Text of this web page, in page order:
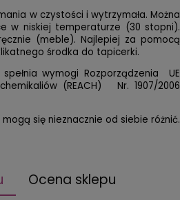
w czystości i wytrzymała. Można
w niskiej temperaturze (30 stopni).
(meble). Najlepiej za pomocą
środka do tapicerki.
wymogi Rozporządzenia UE
(REACH) Nr. 1907/2006
się nieznacznie od siebie różnić.
Ocena sklepu